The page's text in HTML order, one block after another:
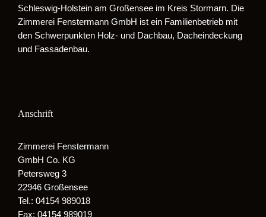
Schleswig-Holstein am Großensee im Kreis Stormarn. Die
Zimmerei Fenstermann GmbH ist ein Familienbetrieb mit
den Schwerpunkten Holz- und Dachbau, Dacheindeckung
und Fassadenbau.
Anschrift
Zimmerei Fenstermann
GmbH Co. KG
Petersweg 3
22946 Großensee
Tel.: 04154 989018
Fax: 04154 989019